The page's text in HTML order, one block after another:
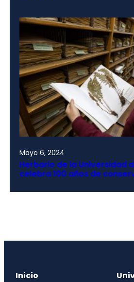
Mayo 6, 2024
Herbario de la Universidad
celebra 100 años de
Inicio